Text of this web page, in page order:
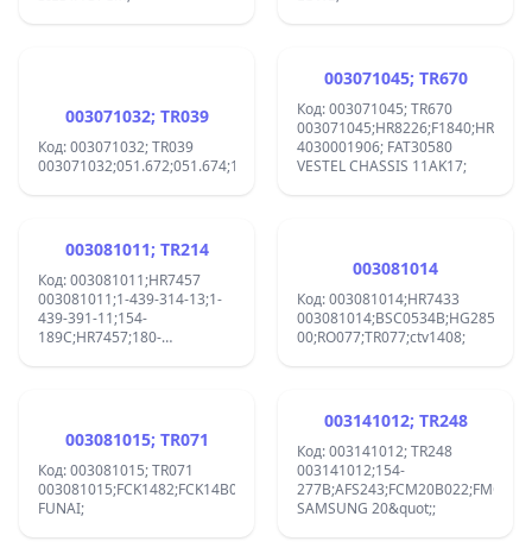
003071032; TR039
Код: 003071032; TR039
003071032;051.672;051.674;1142.1195;HG3031;HR7594;RO804;TR039;
003071045; TR670
Код: 003071045; TR670
4030001906; FAT30580
VESTEL CHASSIS 11AK17;
003081011; TR214
Код: 003081011;HR7457
003081011;1-439-314-13;1-
439-391-11;154-
189C;HR7457;180-
003081014
Код: 003081014;HR7433
00;RO077;TR077;ctv1408;
003081015; TR071
Код: 003081015; TR071
003081015;FCK1482;FCK14B025;HG3209;HR7782;RO073;TR071;
FUNAI;
003141012; TR248
Код: 003141012; TR248
003141012;154-
SAMSUNG 20&quot;;